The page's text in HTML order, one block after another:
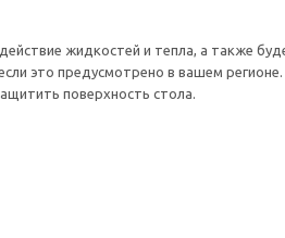
жидкостей и тепла, а также
это предусмотрено в вашем регионе.
поверхность стола.